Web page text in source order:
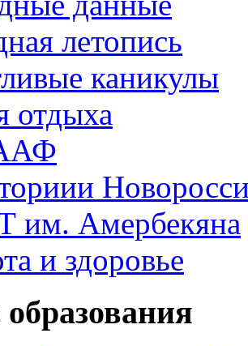
летопись
каникулы
отдыха
Амербекяна
и здоровье